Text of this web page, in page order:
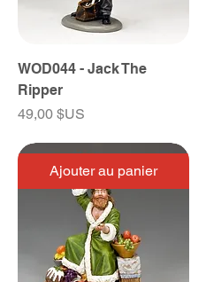
WOD044 - Jack The
Ripper
Prix
49,00 $US
Ajouter au panier